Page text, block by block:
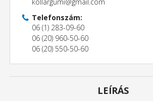
kollargumi@gmail.com
Telefonszám:
06 (1) 283-09-60
06 (20) 960-50-60
06 (20) 550-50-60
LEÍRÁS